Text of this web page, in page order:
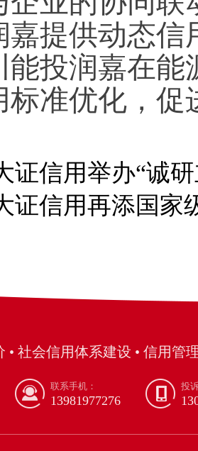
嘉提供动态信
能投润嘉在能
标准优化，促
证信用举办“诚
证信用再添国家
• 社会信用体系建设 • 信用管
联系手机：
13981977276
投